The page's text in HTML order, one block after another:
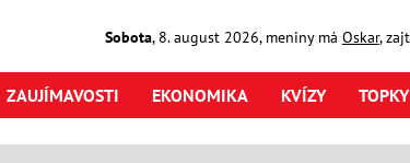
Sobota, 8. august2026, meniny má Oskar,
ZAUJÍMAVOSTI EKONOMIKA KVÍZY